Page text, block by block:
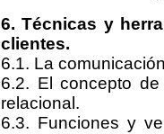
6. Técnicas y
clientes.
6.1. La
6.2. El concepto
relacional.
6.3. Funciones y